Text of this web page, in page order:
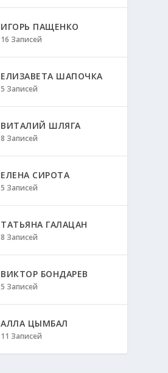
ИГОРЬ ПАЩЕНКО
16 Записей
ЕЛИЗАВЕТА ШАПОЧКА
5 Записей
ВИТАЛИЙ ШЛЯГА
8 Записей
ЕЛЕНА СИРОТА
5 Записей
ТАТЬЯНА ГАЛАЦАН
8 Записей
ВИКТОР БОНДАРЕВ
5 Записей
АЛЛА ЦЫМБАЛ
11 Записей